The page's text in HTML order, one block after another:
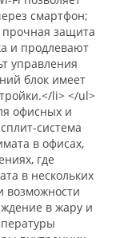
смартфон;
защита
и продлевают
управления
блок имеет
li> </ul>
офисных и
система
в офисах,
где
в нескольких
возможности
в жару и